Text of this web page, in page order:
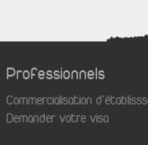
Professionnels
Commercialisation
Demander votre visa